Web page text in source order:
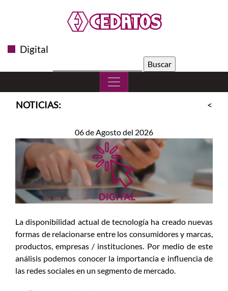
Digital
NOTICIAS: <<
06 de Agosto del 2026
La disponibilidad actual de tecnología ha creado nuevas
formas de relacionarse entre los consumidores y marcas,
productos, empresas / instituciones. Por medio de este
análisis podemos conocer la importancia e influencia de
las redes sociales en un segmento de mercado.